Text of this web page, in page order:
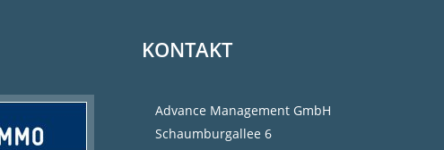
KONTAKT
Advance Management GmbH
Schaumburgallee 6